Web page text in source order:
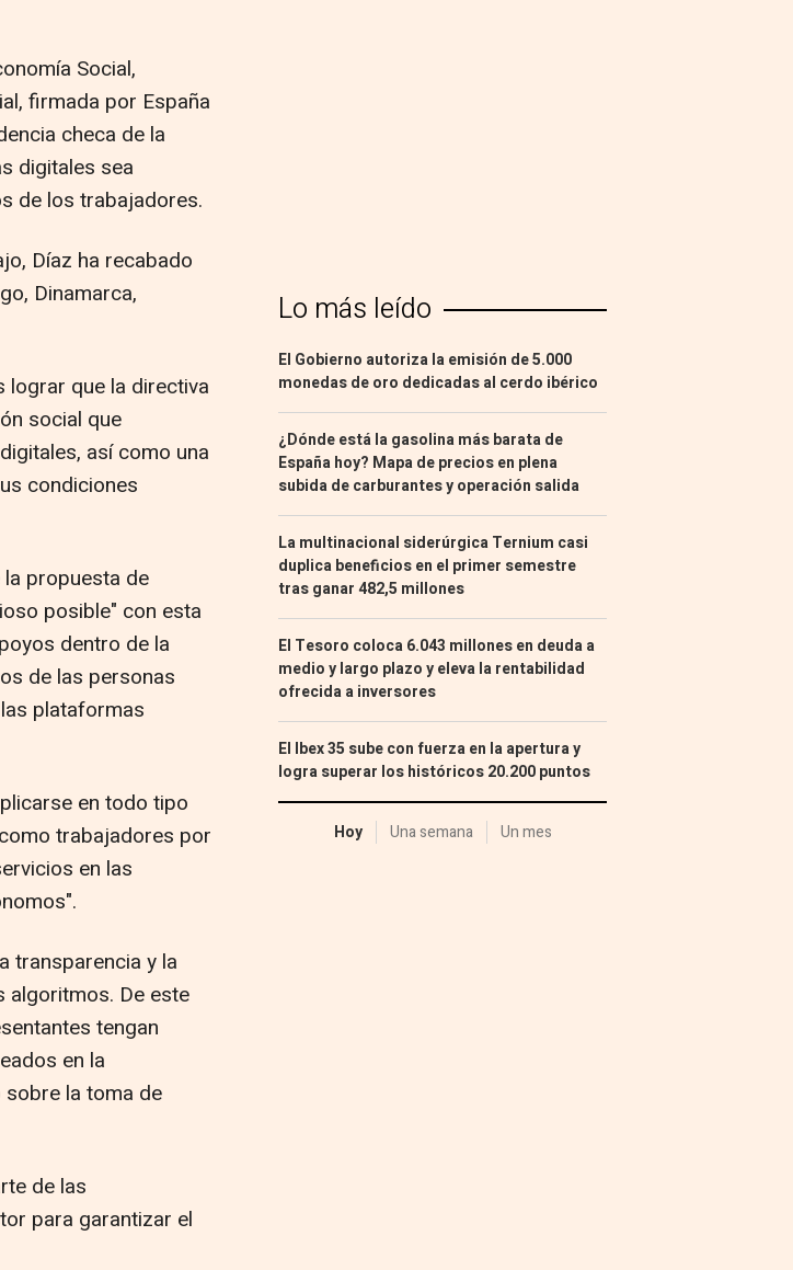
Social,
firmada por España
checa de la
digitales sea
de los trabajadores.
Díaz ha recabado
Dinamarca,
lograr que la directiva
social que
así como una
condiciones
propuesta de
posible" con esta
dentro de la
de las personas
plataformas
en todo tipo
trabajadores por
en las
transparencia y la
algoritmos. De este
tengan
en la
la toma de
de las
para garantizar el
Lo más leído
El Gobierno autoriza la emisión de 5.000
monedas de oro dedicadas al cerdo ibérico
¿Dónde está la gasolina más barata de
España hoy? Mapa de precios en plena
subida de carburantes y operación salida
La multinacional siderúrgica Ternium casi
duplica beneficios en el primer semestre
tras ganar 482,5 millones
El Tesoro coloca 6.043 millones en deuda a
medio y largo plazo y eleva la rentabilidad
ofrecida a inversores
El Ibex 35 sube con fuerza en la apertura y
logra superar los históricos 20.200 puntos
Hoy Una semana Un mes